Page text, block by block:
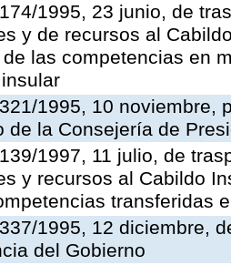
1995, 23 junio, de
y de recursos al
las competencias en
1995, 10 noviembre,
de la Consejería de
1997, 11 julio, de
y recursos al Cabildo
transferidas
1995, 12 diciembre,
del Gobierno